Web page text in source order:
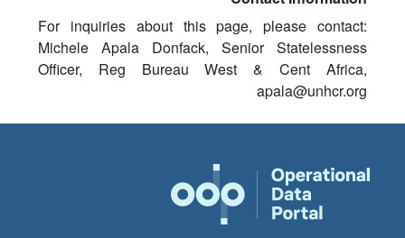
For inquiries about this page, please contact:
Michele Apala Donfack, Senior Statelessness
Officer, Reg Bureau West & Cent Africa,
apala@unhcr.org